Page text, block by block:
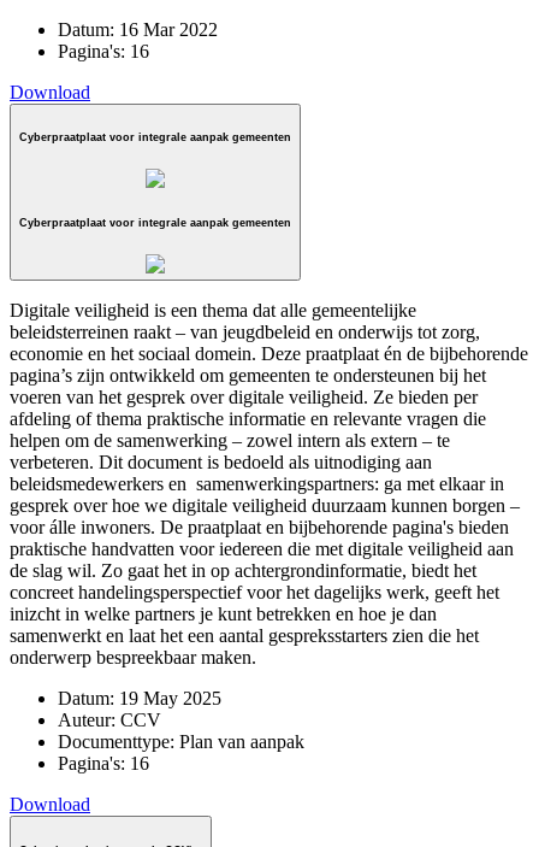
Datum: 16 Mar 2022
Pagina's: 16
Download
Cyberpraatplaat voor integrale aanpak gemeenten
Cyberpraatplaat voor integrale aanpak gemeenten
Digitale veiligheid is een thema dat alle gemeentelijke
beleidsterreinen raakt – van jeugdbeleid en onderwijs tot zorg,
economie en het sociaal domein. Deze praatplaat én de bijbehorende
pagina’s zijn ontwikkeld om gemeenten te ondersteunen bij het
voeren van het gesprek over digitale veiligheid. Ze bieden per
afdeling of thema praktische informatie en relevante vragen die
helpen om de samenwerking – zowel intern als extern – te
verbeteren. Dit document is bedoeld als uitnodiging aan
beleidsmedewerkers en samenwerkingspartners: ga met elkaar in
gesprek over hoe we digitale veiligheid duurzaam kunnen borgen –
voor álle inwoners. De praatplaat en bijbehorende pagina's bieden
praktische handvatten voor iedereen die met digitale veiligheid aan
de slag wil. Zo gaat het in op achtergrondinformatie, biedt het
concreet handelingsperspectief voor het dagelijks werk, geeft het
inizcht in welke partners je kunt betrekken en hoe je dan
samenwerkt en laat het een aantal gespreksstarters zien die het
onderwerp bespreekbaar maken.
Datum: 19 May 2025
Auteur: CCV
Documenttype: Plan van aanpak
Pagina's: 16
Download